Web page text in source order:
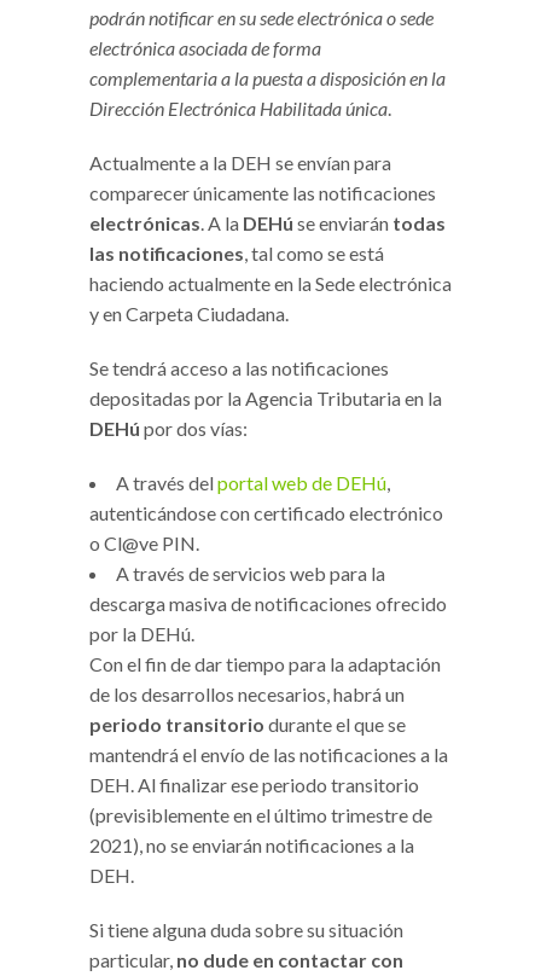
podrán notificar en su sede electrónica o sede
electrónica asociada de forma
complementaria a la puesta a disposición en la
Dirección Electrónica Habilitada única.
Actualmente a la DEH se envían para
comparecer únicamente las notificaciones
electrónicas. A la DEHú se enviarán todas
las notificaciones, tal como se está
haciendo actualmente en la Sede electrónica
y en Carpeta Ciudadana.
Se tendrá acceso a las notificaciones
depositadas por la Agencia Tributaria en la
DEHú por dos vías:
A través delportal web de DEHú,
autenticándose con certificado electrónico
o Cl@ve PIN.
A través de servicios web para la
descarga masiva de notificaciones ofrecido
por la DEHú.
Con el fin de dar tiempo para la adaptación
de los desarrollos necesarios, habrá un
periodo transitorio durante el que se
mantendrá el envío de las notificaciones a la
DEH. Al finalizar ese periodo transitorio
(previsiblemente en el último trimestre de
2021), no se enviarán notificaciones a la
DEH.
Si tiene alguna duda sobre su situación
particular, no dude en contactar con